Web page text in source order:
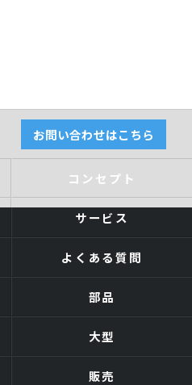
お問い合わせはこちら
コンセプト
サービス
よくある質問
部品
大型
販売